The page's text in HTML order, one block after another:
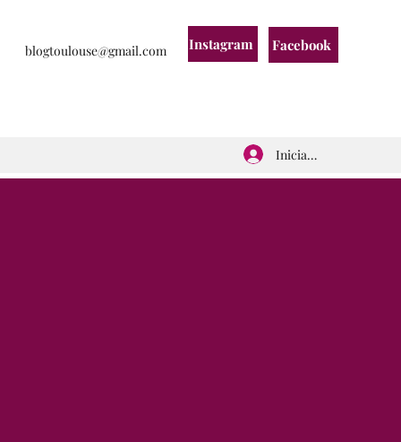
blogtoulouse@gmail.com Instagram Facebook
Iniciar sesión